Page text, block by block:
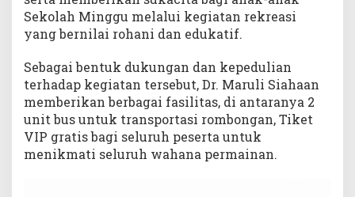
g
u
K
B
P
M
a
a
n
Sekolah Minggu melalui kegiatan rekreasi
yang bernilai rohani dan edukatif.
Sebagai bentuk dukungan dan kepedulian
terhadap kegiatan tersebut, Dr. Maruli Siahaan
memberikan berbagai fasilitas, di antaranya 2
unit bus untuk transportasi rombongan, Tiket
VIP gratis bagi seluruh peserta untuk
menikmati seluruh wahana permainan.